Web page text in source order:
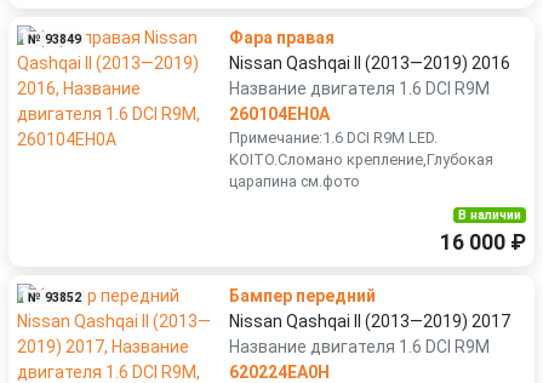
№ 93849
Фара правая
Nissan Qashqai II (2013—2019) 2016
Название двигателя 1.6 DCI R9M
260104EH0A
Примечание:1.6 DCI R9M LED.
KOITO.Сломано крепление,Глубокая
царапина см.фото
В наличии
16 000 ₽
№ 93852
Бампер передний
Nissan Qashqai II (2013—2019) 2017
Название двигателя 1.6 DCI R9M
620224EA0H